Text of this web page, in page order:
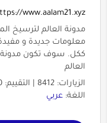
www.aalam21.xyz/
مدونة العالم لترسيخ
معلومات جديدة و مفيدة
ككل. سوف تكون مدونة
العالم
الزيارات: 8412 | التقييم: 0 | المقيّمين: 0 | الدولة:
اللغة: عربي